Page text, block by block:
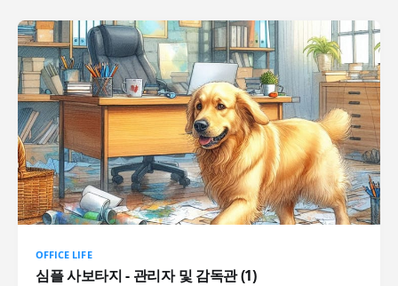
OFFICE LIFE
심플 사보타지 - 관리자 및 감독관 (1)